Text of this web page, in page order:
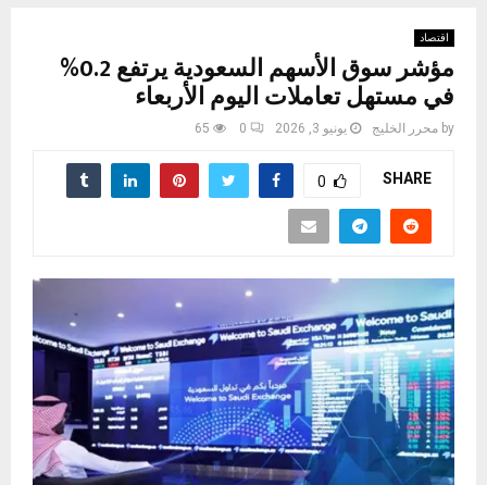
اقتصاد
مؤشر سوق الأسهم السعودية يرتفع 0.2%
في مستهل تعاملات اليوم الأربعاء
by محرر الخليج يونيو 3, 2026 0
65
SHARE
0